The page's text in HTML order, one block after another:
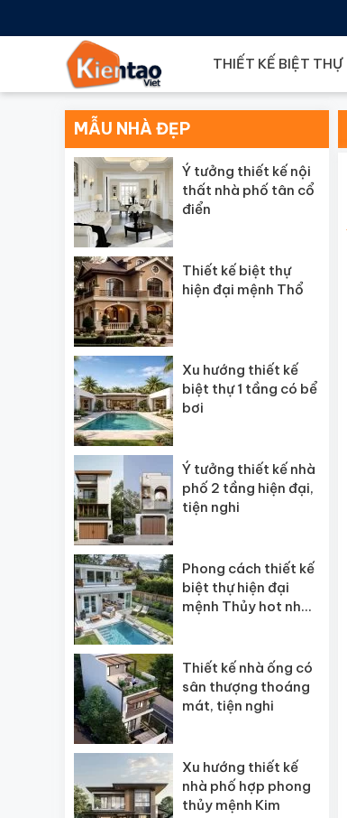
THIẾT KẾ BIỆT THỰ
MẪU NHÀ ĐẸP
Ý tưởng thiết kế nội
thất nhà phố tân cổ
điển
Thiết kế biệt thự
hiện đại mệnh Thổ
Xu hướng thiết kế
biệt thự 1 tầng có bể
bơi
Ý tưởng thiết kế nhà
phố 2 tầng hiện đại,
tiện nghi
Phong cách thiết kế
biệt thự hiện đại
mệnh Thủy hot nhất
Thiết kế nhà ống có
sân thượng thoáng
mát, tiện nghi
Xu hướng thiết kế
nhà phố hợp phong
thủy mệnh Kim